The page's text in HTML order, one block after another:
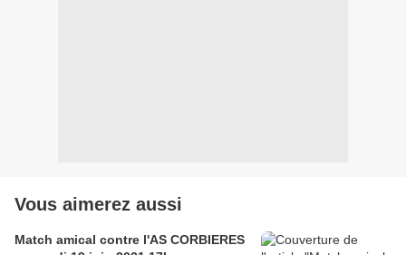
Vous aimerez aussi
Match amical contre l'AS CORBIERES